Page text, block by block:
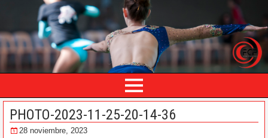
PHOTO-2023-11-25-20-14-36
28 noviembre, 2023